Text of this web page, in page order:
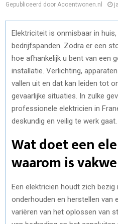
Gepubliceerd door Accentwonen.nl
Elektriciteit is onmisbaar in
bedrijfspanden. Zodra er een
hoe afhankelijk u bent van een
installatie. Verlichting,
vallen uit en dat kan leiden tot
gevaarlijke situaties. In zulke
professionele elektricien in
deskundig en veilig te werk gaat.
Wat doet een
waarom is
Een elektricien houdt zich bezig
onderhouden en herstellen van
variëren van het oplossen van